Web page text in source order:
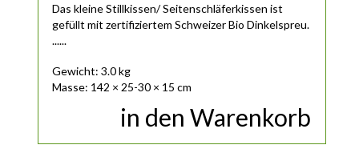
Das kleineStillkissen/ Seitenschläferkissen ist
gefüllt mit zertifiziertem Schweizer Bio Dinkelspreu.
......
Gewicht: 3.0 kg
Masse: 142 × 25-30 × 15 cm
in den Warenkorb